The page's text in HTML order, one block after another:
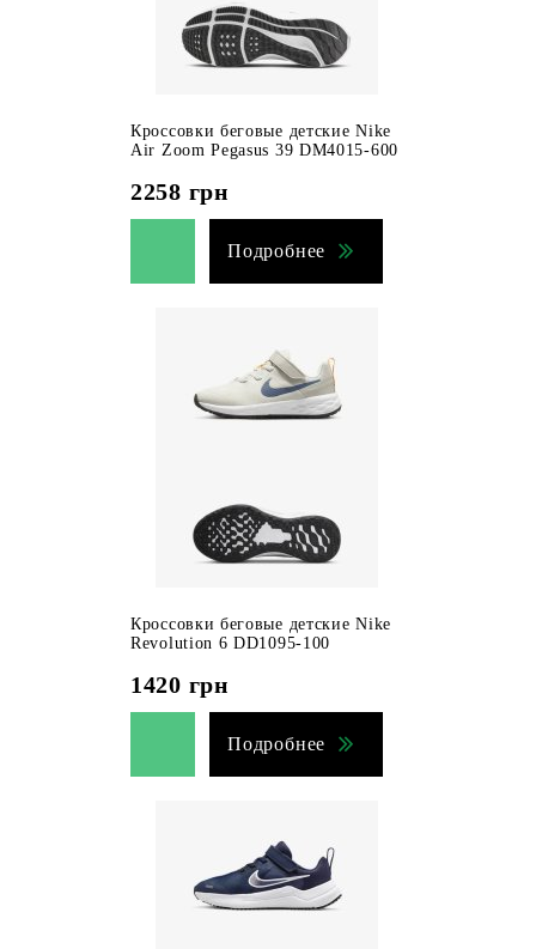
Кроссовки беговые детские Nike
Air Zoom Pegasus 39 DM4015-600
2258 грн
Подробнее
Кроссовки беговые детские Nike
Revolution 6 DD1095-100
1420 грн
Подробнее